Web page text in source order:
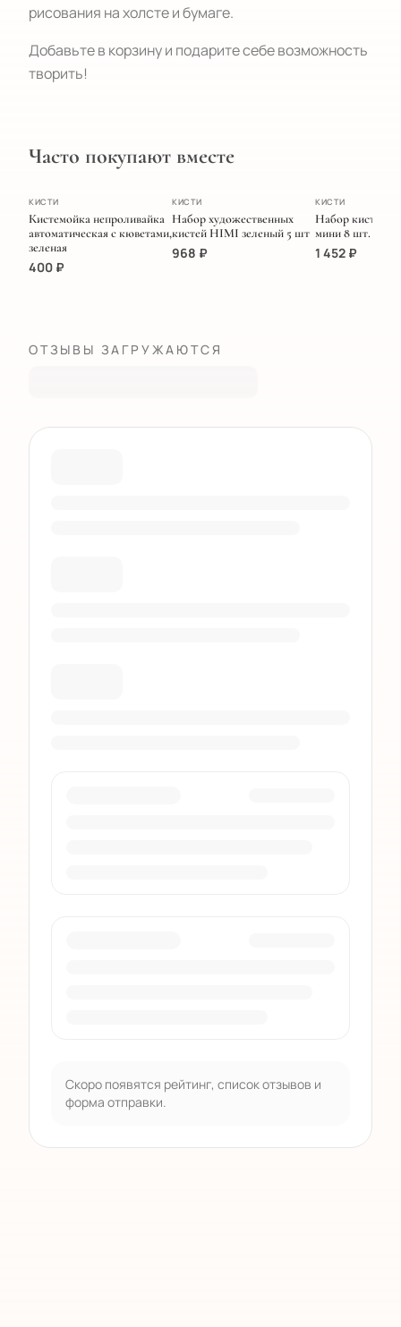
рисования на холсте и бумаге.
Добавьте в корзину и подарите себе возможность
творить!
Часто покупают вместе
ХИТ
КИСТИ
Кистемойка непроливайка
автоматическая с кюветами,
зеленая
400 ₽
ПОПУЛЯРНОЕ
КИСТИ
Набор художественных
кистей HIMI зеленый 5 шт
968 ₽
ЭКСКЛЮЗИВ
КИСТИ
Набор кистей
мини 8 шт.
1 452 ₽
ОТЗЫВЫ ЗАГРУЖАЮТСЯ
Скоро появятся рейтинг, список отзывов и
форма отправки.